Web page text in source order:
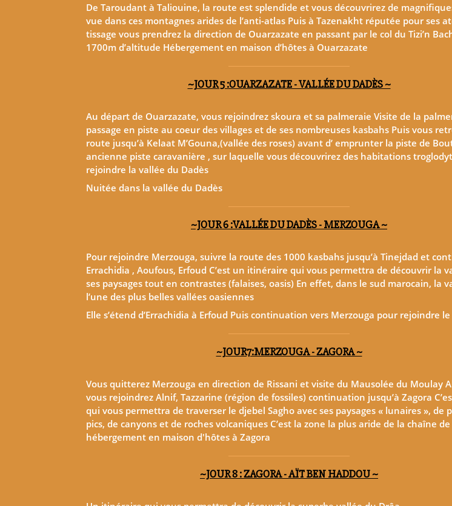
De Taroudant à Taliouine, la route est splendide et vous découvrirez de
vue dans ces montagnes arides de l’anti-atlas Puis à Tazenakht réputée pour ses
tissage vous prendrez la direction de Ouarzazate en passant par le col du Tizi’n
1700m d’altitude Hébergement en maison d’hôtes à Ouarzazate
~JOUR 5 :OUARZAZATE - VALLÉE DU DADÈS ~
Au départ de Ouarzazate, vous rejoindrez skoura et sa palmeraie Visite de la
passage en piste au coeur des villages et de ses nombreuses kasbahs Puis vous
route jusqu’à Kelaat M’Gouna,(vallée des roses) avant d’ emprunter la piste de
ancienne piste caravanière , sur laquelle vous découvrirez des habitations
rejoindre la vallée du Dadès
Nuitée dans la vallée du Dadès
~JOUR 6 :VALLÉE DU DADÈS - MERZOUGA ~
Pour rejoindre Merzouga, suivre la route des 1000 kasbahs jusqu’à Tinejdad et
Errachidia , Aoufous, Erfoud C’est un itinéraire qui vous permettra de découvrir la
ses paysages tout en contrastes (falaises, oasis) En effet, dans le sud marocain, la
l’une des plus belles vallées oasiennes
Elle s’étend d’Errachidia à Erfoud Puis continuation vers Merzouga pour rejoindre
~JOUR7:MERZOUGA - ZAGORA ~
Vous quitterez Merzouga en direction de Rissani et visite du Mausolée du Moulay
vous rejoindrez Alnif, Tazzarine (région de fossiles) continuation jusqu’à Zagora
qui vous permettra de traverser le djebel Sagho avec ses paysages « lunaires », de
pics, de canyons et de roches volcaniques C’est la zone la plus aride de la chaîne
hébergement en maison d'hôtes à Zagora
~JOUR 8 : ZAGORA - AÏT BEN HADDOU ~